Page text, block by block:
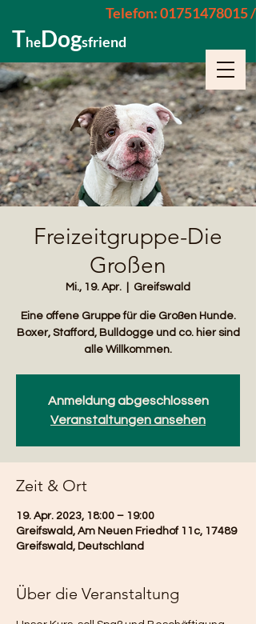
TheDogsfriend
Telefon: 01751478015 /
Freizeitgruppe-Die
Großen
Mi., 19. Apr. Greifswald
Eine offene Gruppe für die Großen Hunde.
Boxer, Stafford, Bulldogge und co. hier sind
alle Willkommen.
Anmeldung abgeschlossen
Veranstaltungen ansehen
Zeit & Ort
19. Apr. 2023, 18:00 – 19:00
Greifswald, Am Neuen Friedhof 11c, 17489
Greifswald, Deutschland
Über die Veranstaltung